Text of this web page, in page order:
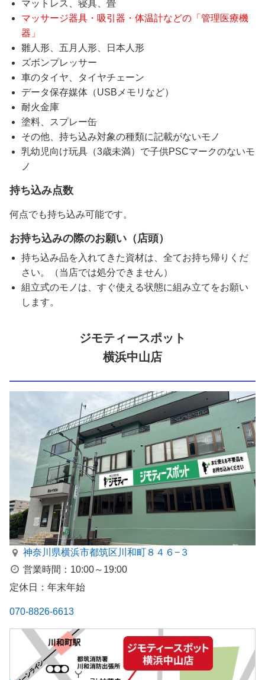
マットレス、寝具、畳
マッサージ器具・吸引器・体温計などの「管理医療機
器」
雛人形、五月人形、日本人形
ズボンプレッサー
車のタイヤ、タイヤチェーン
データ保存媒体（USBメモリなど）
耐火金庫
塗料、スプレー缶
その他、持ち込み対象の種類に記載がないモノ
乳幼児向け玩具（3歳未満）で子供PSCマークのないモ
ノ
持ち込み点数
何点でも持ち込み可能です。
お持ち込みの際のお願い（店頭）
持ち込み品を入れてきた資材は、全てお持ち帰りくだ
さい。（当店では処分できません）
組立式のモノは、すぐ使える状態に組み立てをお願い
します。
ジモティースポット
横浜中山店
神奈川県横浜市都筑区川和町８４６−３
営業時間：10:00～19:00
定休日：年末年始
070-8826-6613